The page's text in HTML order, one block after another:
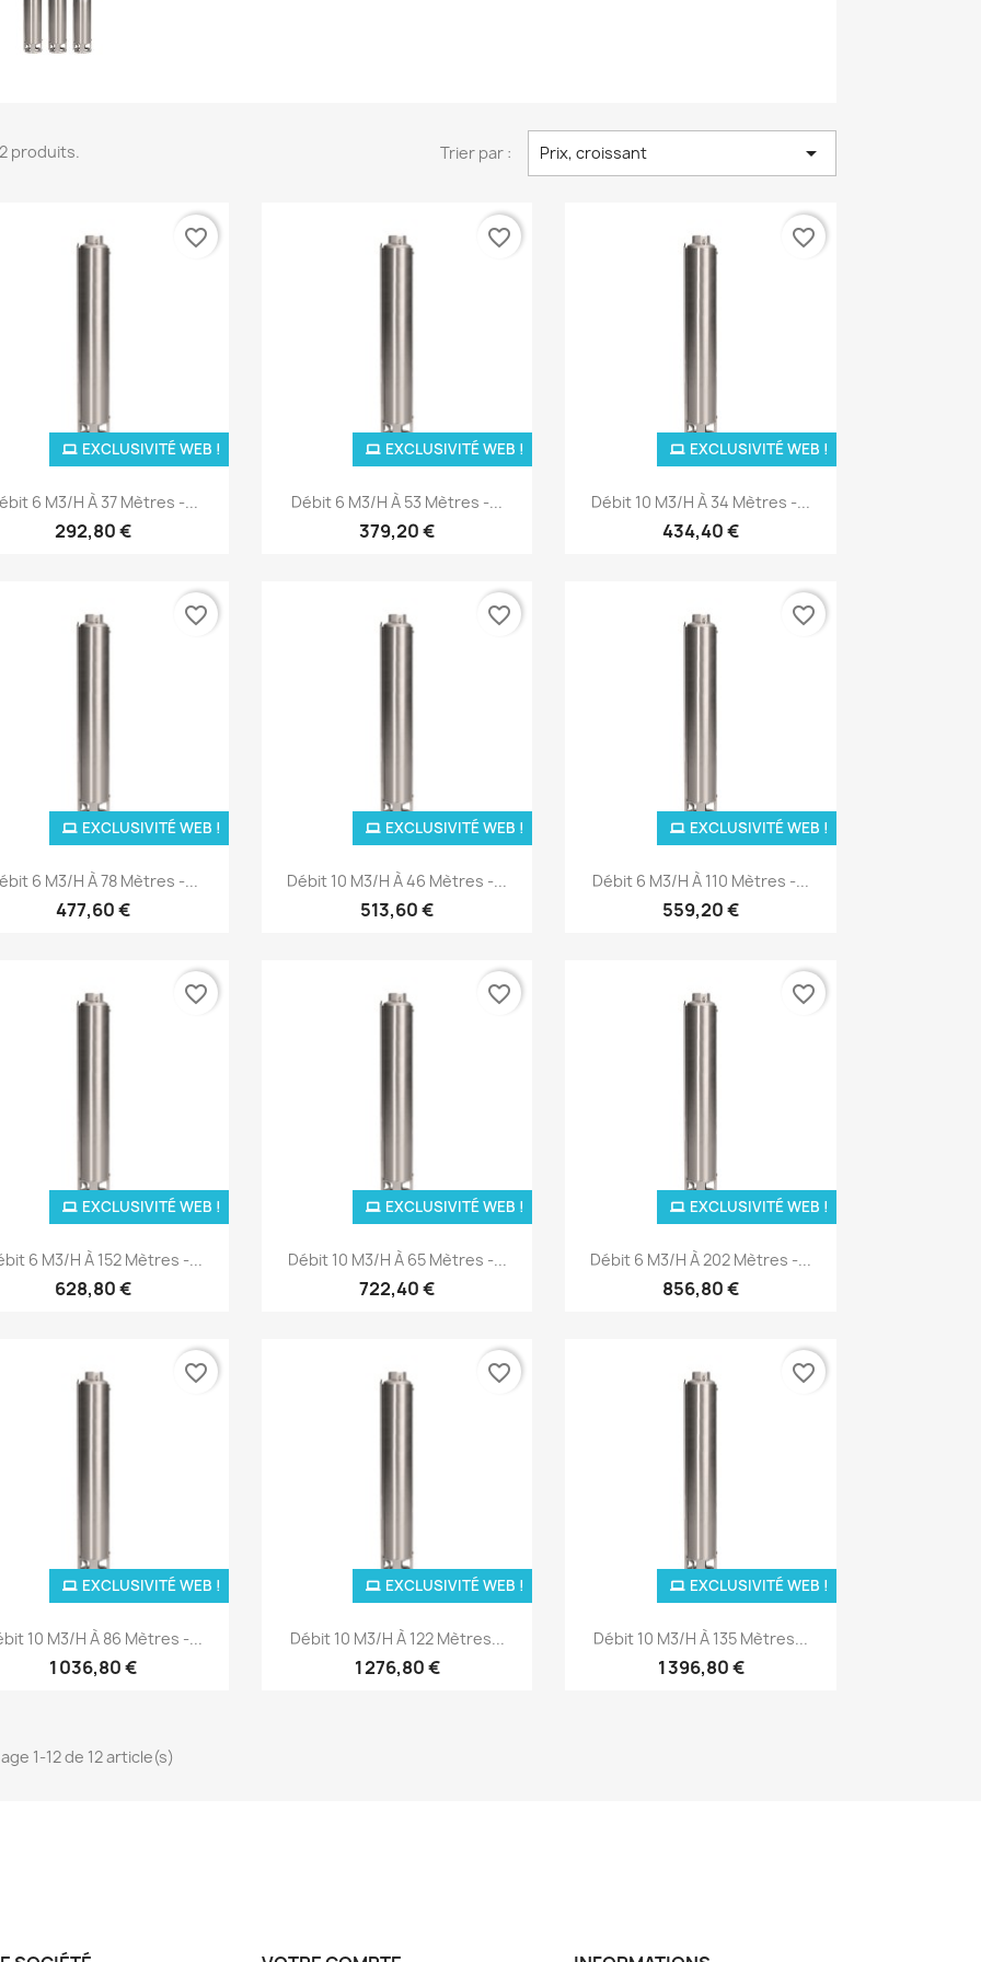
produits. Trier par : Prix, croissant 
 Aperçu rapide
6 M3/H À 37 Mètres -...
292,80 €
EXCLUSIVITÉ WEB !
favorite_border
 Aperçu rapide
Débit 6 M3/H À 53 Mètres -...
379,20 €
EXCLUSIVITÉ WEB !
favorite_border
 Aperçu rapide
Débit 10 M3/H À 34 Mètres -...
434,40 €
EXCLUSIVITÉ WEB !
favorite_border
 Aperçu rapide
6 M3/H À 78 Mètres -...
477,60 €
EXCLUSIVITÉ WEB !
favorite_border
 Aperçu rapide
Débit 10 M3/H À 46 Mètres -...
513,60 €
EXCLUSIVITÉ WEB !
favorite_border
Aperçu rapide
Débit 6 M3/H À 110 Mètres -...
559,20 €
EXCLUSIVITÉ WEB !
favorite_border
Aperçu rapide
6 M3/H À 152 Mètres -...
628,80 €
EXCLUSIVITÉ WEB !
favorite_border
 Aperçu rapide
Débit 10 M3/H À 65 Mètres -...
722,40 €
EXCLUSIVITÉ WEB !
favorite_border
Aperçu rapide
Débit 6 M3/H À 202 Mètres -...
856,80 €
EXCLUSIVITÉ WEB !
favorite_border
 Aperçu rapide
10 M3/H À 86 Mètres -...
1 036,80 €
EXCLUSIVITÉ WEB !
favorite_border
Aperçu rapide
Débit 10 M3/H À 122 Mètres...
1 276,80 €
EXCLUSIVITÉ WEB !
favorite_border
Aperçu rapide
Débit 10 M3/H À 135 Mètres...
1 396,80 €
EXCLUSIVITÉ WEB !
favorite_border
1-12 de 12 article(s)